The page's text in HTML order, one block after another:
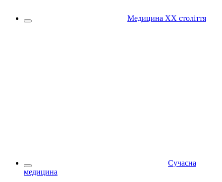
Медицина XX століття
Сучасна
медицина